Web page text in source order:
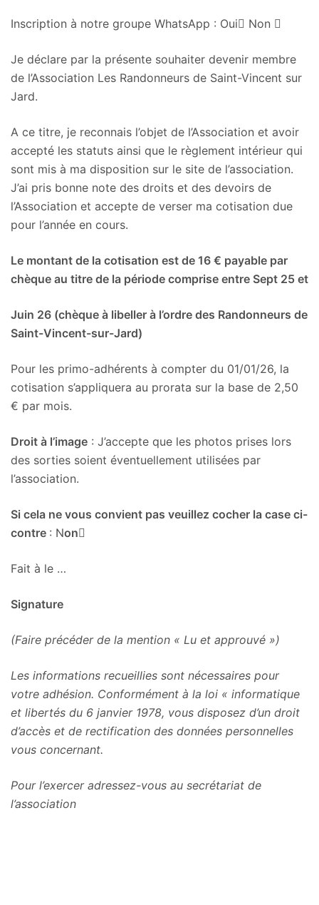
Inscription à notre groupe WhatsApp : Oui Non 
Je déclare par la présente souhaiter devenir membre
de l’Association Les Randonneurs de Saint-Vincent sur
Jard.
A ce titre, je reconnais l’objet de l’Association et avoir
accepté les statuts ainsi que le règlement intérieur qui
sont mis à ma disposition sur le site de l’association.
J’ai pris bonne note des droits et des devoirs de
l’Association et accepte de verser ma cotisation due
pour l’année en cours.
Le montant de la cotisation est de 16 € payable par
chèque au titre de la période comprise entre Sept 25 et
Juin 26 (chèque à libeller à l’ordre des Randonneurs de
Saint-Vincent-sur-Jard)
Pour les primo-adhérents à compter du 01/01/26, la
cotisation s’appliquera au prorata sur la base de 2,50
€ par mois.
Droit à l’image : J’accepte que les photos prises lors
des sorties soient éventuellement utilisées par
l’association.
Si cela ne vous convient pas veuillez cocher la case ci-
contre : Non
Fait à le …
Signature
(Faire précéder de la mention « Lu et approuvé »)
Les informations recueillies sont nécessaires pour
votre adhésion. Conformément à la loi « informatique
et libertés du 6 janvier 1978, vous disposez d’un droit
d’accès et de rectification des données personnelles
vous concernant.
Pour l’exercer adressez-vous au secrétariat de
l’association